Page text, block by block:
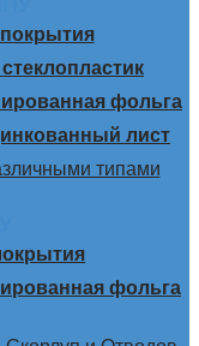
стеклопластик
фольга
лист
типами
фольга